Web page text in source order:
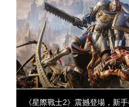
《星際戰士2》震撼登場，新